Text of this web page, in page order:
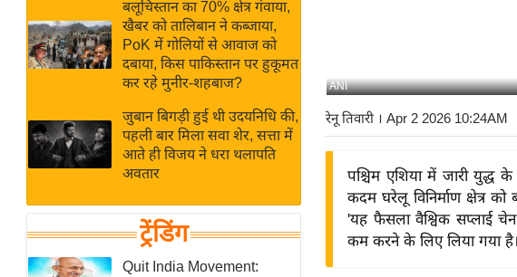
Hindi
Videos
क्रिकेट
IPL
2026
ई-पेपर
मिसाल बेमिसाल
शख्सियत
यंग इंडिया
साहित्य जगत
ऑटो वर्ल्ड
बलूचिस्तान का 70% क्षेत्र गंवाया,
खैबर को तालिबान ने कब्जाया,
PoK में गोलियों से आवाज को
दबाया, किस पाकिस्तान पर हुकूमत
कर रहे मुनीर-शहबाज?
जुबान बिगड़ी हुई थी उदयनिधि की,
पहली बार मिला सवा शेर, सत्ता में
आते ही विजय ने धरा थलापति
अवतार
ट्रेंडिंग
Quit India Movement:
ANI
रेनू तिवारी । Apr 2 2026 10:24AM
पश्चिम एशिया में जारी युद्ध
कदम घरेलू विनिर्माण क्षेत्र
'यह फैसला वैश्विक सप्लाई
कम करने के लिए लिया गया है।